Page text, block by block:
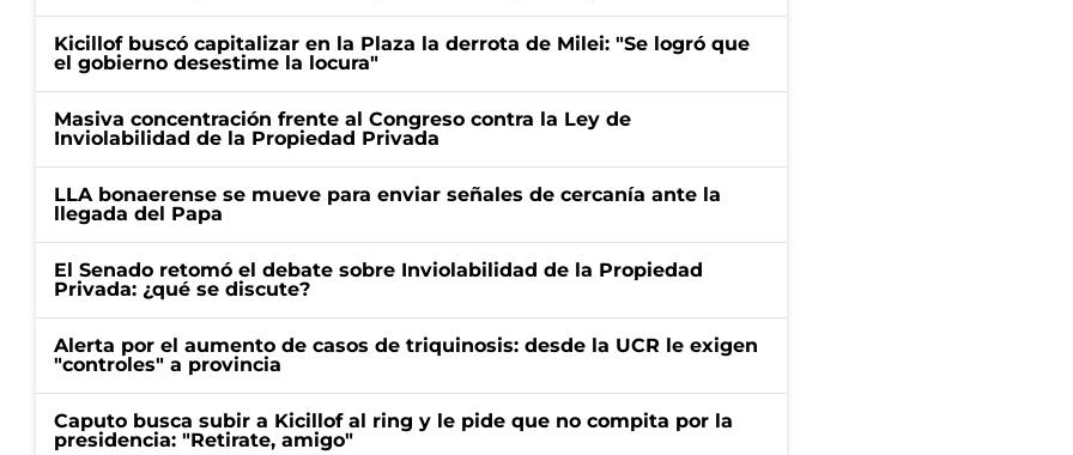
Kicillof buscó capitalizar en la Plaza la derrota de Milei: "Se logró que
el gobierno desestime la locura"
Masiva concentración frente al Congreso contra la Ley de
Inviolabilidad de la Propiedad Privada
LLA bonaerense se mueve para enviar señales de cercanía ante la
llegada del Papa
El Senado retomó el debate sobre Inviolabilidad de la Propiedad
Privada: ¿qué se discute?
Alerta por el aumento de casos de triquinosis: desde la UCR le exigen
"controles" a provincia
Caputo busca subir a Kicillof al ring y le pide que no compita por la
presidencia: "Retirate, amigo"